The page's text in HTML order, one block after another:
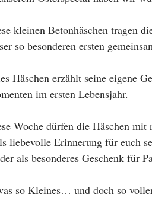
kleinen Betonhäschen tragen
so besonderen ersten
Häschen erzählt seine eigene
im ersten Lebensjahr.
Woche dürfen die Häschen mit
liebevolle Erinnerung für euch
als besonderes Geschenk für
so Kleines… und doch so